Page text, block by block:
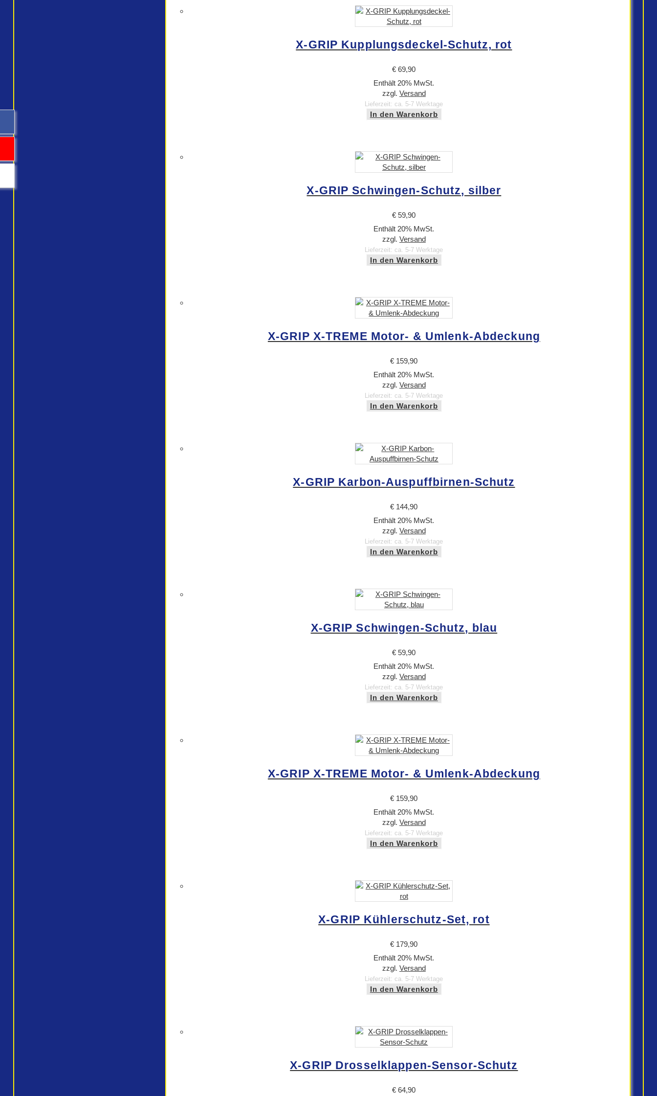
X-GRIP Kupplungsdeckel-Schutz, rot
€ 69,90
Enthält 20% MwSt.
zzgl. Versand
Lieferzeit: ca. 5-7 Werktage
In den Warenkorb
X-GRIP Schwingen-Schutz, silber
€ 59,90
Enthält 20% MwSt.
zzgl. Versand
Lieferzeit: ca. 5-7 Werktage
In den Warenkorb
X-GRIP X-TREME Motor- & Umlenk-Abdeckung
€ 159,90
Enthält 20% MwSt.
zzgl. Versand
Lieferzeit: ca. 5-7 Werktage
In den Warenkorb
X-GRIP Karbon-Auspuffbirnen-Schutz
€ 144,90
Enthält 20% MwSt.
zzgl. Versand
Lieferzeit: ca. 5-7 Werktage
In den Warenkorb
X-GRIP Schwingen-Schutz, blau
€ 59,90
Enthält 20% MwSt.
zzgl. Versand
Lieferzeit: ca. 5-7 Werktage
In den Warenkorb
X-GRIP X-TREME Motor- & Umlenk-Abdeckung
€ 159,90
Enthält 20% MwSt.
zzgl. Versand
Lieferzeit: ca. 5-7 Werktage
In den Warenkorb
X-GRIP Kühlerschutz-Set, rot
€ 179,90
Enthält 20% MwSt.
zzgl. Versand
Lieferzeit: ca. 5-7 Werktage
In den Warenkorb
X-GRIP Drosselklappen-Sensor-Schutz
€ 64,90